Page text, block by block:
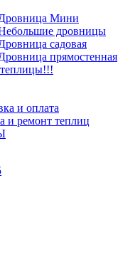
Мини
дровницы
садовая
прямостенная
и оплата
и ремонт теплиц